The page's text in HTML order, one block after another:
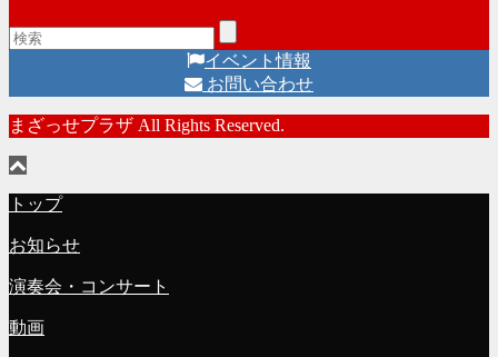
イベント情報
お問い合わせ
まざっせプラザ All Rights Reserved.
トップ
お知らせ
演奏会・コンサート
動画